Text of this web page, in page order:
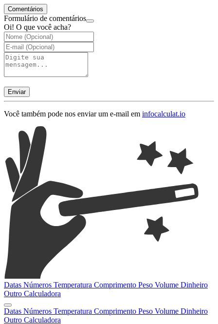
Comentários
Formulário de comentários
Oi! O que você acha?
Enviar
Você também pode nos enviar um e-mail em infocalculat.io
Datas Números Temperatura Comprimento Peso Volume Dinheiro
Outro Calculadora
Datas Números Temperatura Comprimento Peso Volume Dinheiro
Outro Calculadora